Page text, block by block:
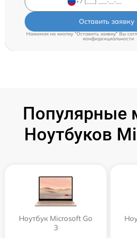
Оставить заявку
Нажимая на кнопку "Оставить заявку" Вы
конфиденциальности
Популярные
Ноутбуков
Ноутбук Microsoft Go
3